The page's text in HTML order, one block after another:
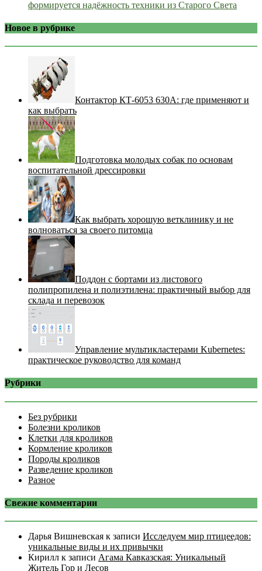
формируется надёжность техники из Старого Света
Новое в рубрике
Контактор КТ-6053 630А: где применяют и
как выбрать
Подготовка молодых собак по основам
воспитательной дрессировки
Как выбрать хорошую ветклинику и не
волноваться за своего питомца
Поддон с бортами из листового
полипропилена и полиэтилена: практичный выбор для
склада и перевозок
Управление мультикластерами Kubernetes:
практическое руководство для команд
Рубрики
Без рубрики
Болезни кроликов
Клетки для кроликов
Кормление кроликов
Породы кроликов
Разведение кроликов
Разное
Свежие комментарии
Дарья Вишневская к записи Исследуем мир птицеедов:
уникальные виды и их привычки
Кирилл к записи Агама Кавказская: Уникальный
Житель Гор и Лесов